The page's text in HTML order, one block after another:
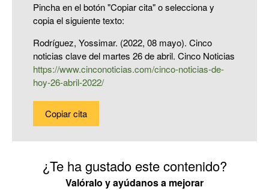
Pincha en el botón "Copiar cita" o selecciona y
copia el siguiente texto:
Rodríguez, Yossimar. (2022, 08 mayo). Cinco
noticias clave del martes 26 de abril. Cinco Noticias
https://www.cinconoticias.com/cinco-noticias-de-
hoy-26-abril-2022/
Copiar cita
¿Te ha gustado este contenido?
Valóralo y ayúdanos a mejorar